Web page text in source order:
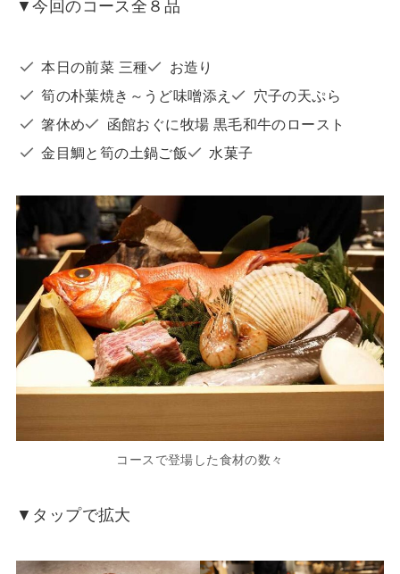
▼今回のコース全８品
本日の前菜 三種
お造り
筍の朴葉焼き～うど味噌添え
穴子の天ぷら
箸休め
函館おぐに牧場 黒毛和牛のロースト
金目鯛と筍の土鍋ご飯
水菓子
コースで登場した食材の数々
▼タップで拡大